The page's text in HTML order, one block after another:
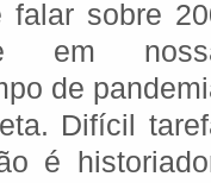
falar sobre
em
de
Difícil
é